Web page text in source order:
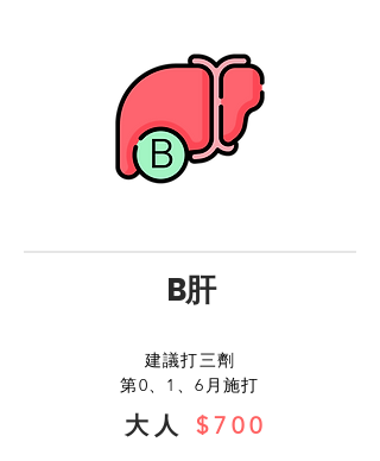
B肝
建議打三劑
第0、1、6月施打
大人 $700